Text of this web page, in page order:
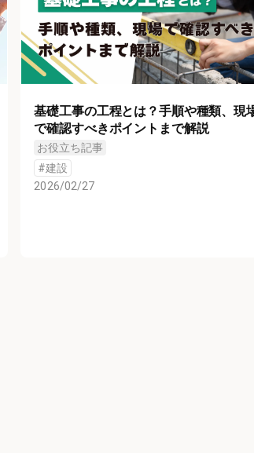
基礎工事の工程とは？手順や種類、現
で確認すべきポイントまで解説
お役立ち記事
#建設
2026/02/27